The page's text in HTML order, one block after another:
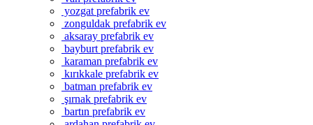
yozgat prefabrik ev
zonguldak prefabrik ev
aksaray prefabrik ev
bayburt prefabrik ev
karaman prefabrik ev
kırıkkale prefabrik ev
batman prefabrik ev
şırnak prefabrik ev
bartın prefabrik ev